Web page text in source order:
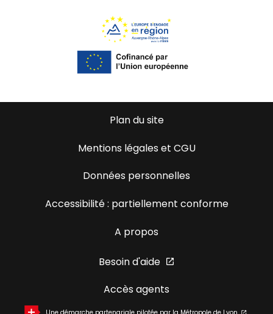
Plan du site
Mentions légales et CGU
Données personnelles
Accessibilité : partiellement conforme
A propos
Besoin d'aide
Accès agents